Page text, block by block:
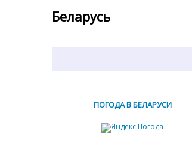
Беларусь
ПОГОДА В БЕЛАРУСИ